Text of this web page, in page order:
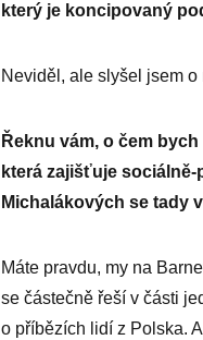
který je koncipovaný
Neviděl, ale slyšel jsem o
Řeknu vám, o čem
která zajišťuje
Michalákových se tady
Máte pravdu, my na
se částečně řeší v části
o příbězích lidí z Polska.